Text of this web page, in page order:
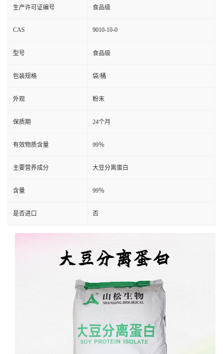
生产许可证编号 食品级
CAS 9010-10-0
型号 食品级
包装规格 袋/桶
外观 粉末
保质期 24个月
有效物质含量 99％
主要营养成分 大豆分离蛋白
含量 99％
是否进口 否